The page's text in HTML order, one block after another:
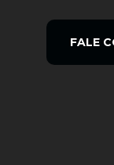
FALE